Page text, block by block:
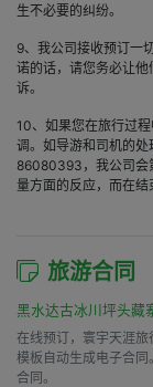
生不必要的纠纷。
9、我公司接收预订一
诺的话，请您务必让
诉。
10、如果您在旅行过
调。如导游和司机的
86080393，我公司会
量方面的反应，而在结
旅游合同
黑水达古冰川坪头藏
在线预订，寰宇天涯
模板自动生成电子合
合同。